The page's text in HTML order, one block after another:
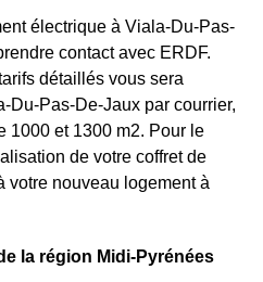
électrique à Viala-Du-Pas-
contact avec ERDF.
détaillés vous sera
Du-Pas-De-Jaux par courrier,
1000 et 1300 m2. Pour le
de votre coffret de
votre nouveau logement à
la région Midi-Pyrénées